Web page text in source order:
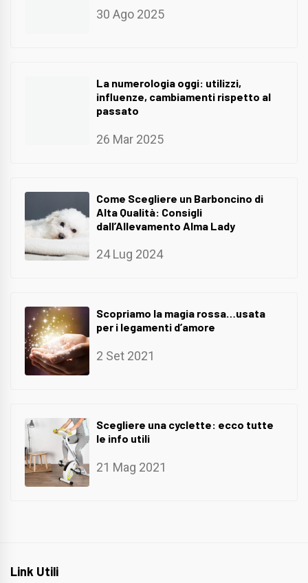
30 Ago 2025
La numerologia oggi: utilizzi,
influenze, cambiamenti rispetto al
passato
26 Mar 2025
Come Scegliere un Barboncino di
Alta Qualità: Consigli
dall’Allevamento Alma Lady
24 Lug 2024
Scopriamo la magia rossa…usata
per i legamenti d’amore
2 Set 2021
Scegliere una cyclette: ecco tutte
le info utili
21 Mag 2021
Link Utili